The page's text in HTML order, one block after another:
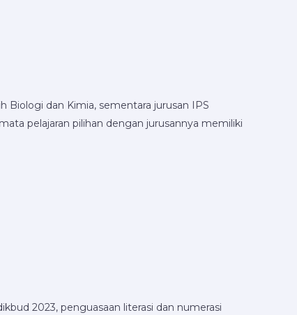
Biologi dan Kimia, sementara jurusan IPS
pelajaran pilihan dengan jurusannya memiliki
2023, penguasaan literasi dan numerasi